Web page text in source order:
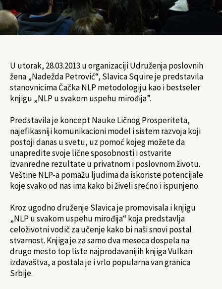
U utorak, 28.03.2013.u organizaciji Udruženja poslovnih
žena „Nadežda Petrović“, Slavica Squire je predstavila
stanovnicima Čačka NLP metodologiju kao i bestseler
knjigu „NLP u svakom uspehu mirođija”.
Predstavila je koncept Nauke Ličnog Prosperiteta,
najefikasniji komunikacioni model i sistem razvoja koji
postoji danas u svetu, uz pomoć kojeg možete da
unapredite svoje lične sposobnosti i ostvarite
izvanredne rezultate u privatnom i poslovnom životu.
Veštine NLP-a pomažu ljudima da iskoriste potencijale
koje svako od nas ima kako bi živeli srećno i ispunjeno.
Kroz ugodno druženje Slavica je promovisala i knjigu
„NLP u svakom uspehu mirođija“ koja predstavlja
celoživotni vodič za učenje kako bi naši snovi postal
stvarnost. Knjiga je za samo dva meseca dospela na
drugo mesto top liste najprodavanijih knjiga Vulkan
izdavaštva, a postala je i vrlo popularna van granica
Srbije.